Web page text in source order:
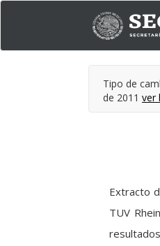
Tipo de
de 2011 ver
Extracto
TUV